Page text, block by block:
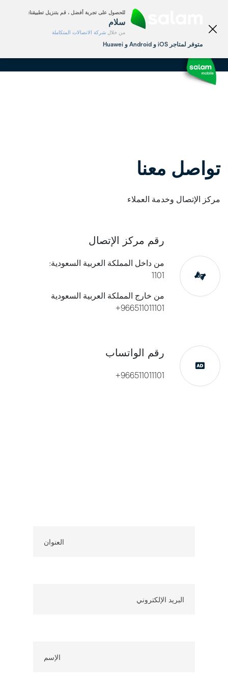
للحصول على تجربة أفضل ، قم بتنزيل تطبيقنا:
سلام
من خلال شركة الاتصالات المتكاملة
متوفر لمتاجر iOS و Android و Huawei
الأعمال English
تواصل معنا
مركز الإتصال وخدمة العملاء
رقم مركز الإتصال
من داخل المملكة العربية السعودية:
1101
من خارج المملكة العربية السعودية
966511011101+
رقم الواتساب
966511011101+